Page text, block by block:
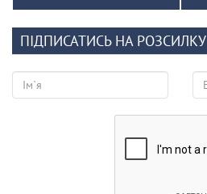
ПІДПИСАТИСЬ НА РОЗСИЛКУ